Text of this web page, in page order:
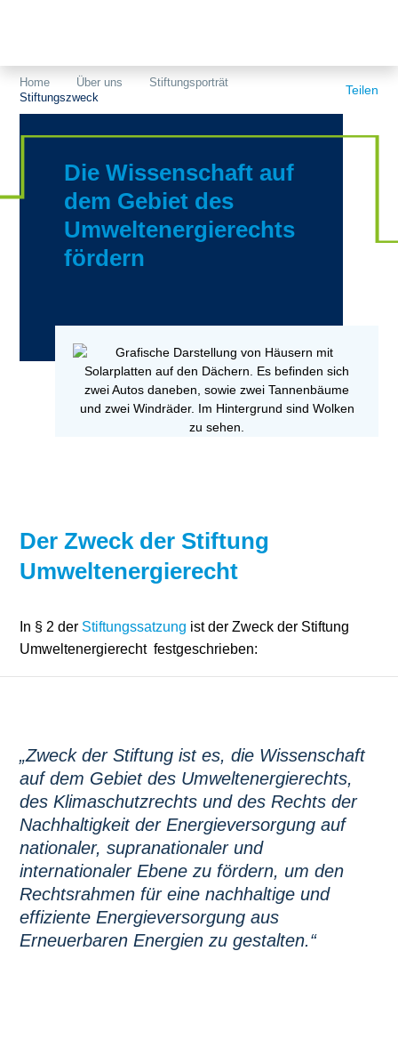
Flächen
Genehmigungen
Grundsatzfragen
Sektorenkopplung
Speicher
Stromerzeugung
News
Blog
Karriere
Team
Forschungsnetzwerk
Bibliothek
Schriften zum
Home Über uns
Stiftungsporträt
Stiftungszweck
Teilen
Die Wissenschaft auf
dem Gebiet des
Umweltenergierechts
fördern
Der Zweck der Stiftung
Umweltenergierecht
In § 2 der Stiftungssatzung ist der Zweck der Stiftung
Umweltenergierecht festgeschrieben:
„Zweck der Stiftung ist es, die Wissenschaft
auf dem Gebiet des Umweltenergierechts,
des Klimaschutzrechts und des Rechts der
Nachhaltigkeit der Energieversorgung auf
nationaler, supranationaler und
internationaler Ebene zu fördern, um den
Rechtsrahmen für eine nachhaltige und
effiziente Energieversorgung aus
Erneuerbaren Energien zu gestalten.“